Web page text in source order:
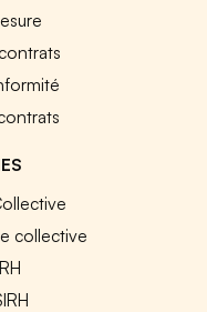
collective